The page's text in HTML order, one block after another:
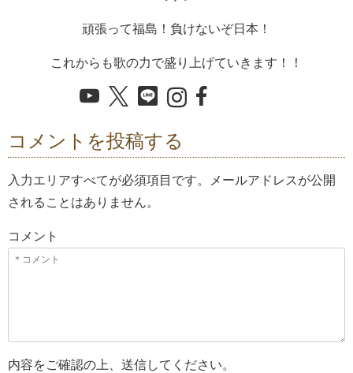
頑張って福島！負けないぞ日本！
これからも歌の力で盛り上げていきます！！
コメントを投稿する
入力エリアすべてが必須項目です。メールアドレスが公開
されることはありません。
コメント
内容をご確認の上、送信してください。